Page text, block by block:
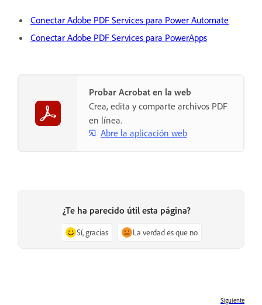
Conectar Adobe PDF Services para Power Automate
Conectar Adobe PDF Services para PowerApps
Probar Acrobat en la web
Crea, edita y comparte archivos PDF
en línea.
Abre la aplicación web
¿Te ha parecido útil esta página?
Sí, gracias La verdad es que no
Siguiente